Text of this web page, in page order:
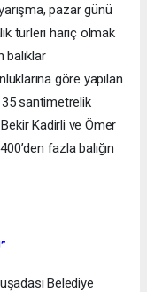
pazar günü
türleri hariç olmak
göre yapılan
santimetrelik
Kadirli ve Ömer
fazla balığın
Belediye